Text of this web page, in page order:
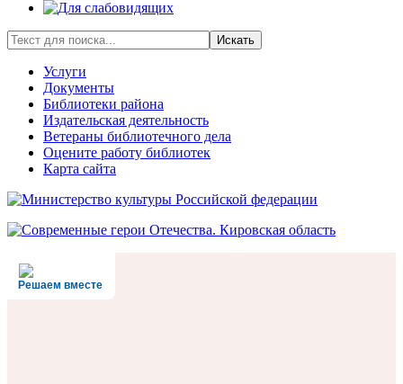
Искать
Услуги
Документы
Библиотеки района
Издательская деятельность
Ветераны библиотечного дела
Оцените работу библиотек
Карта сайта
Решаем вместе